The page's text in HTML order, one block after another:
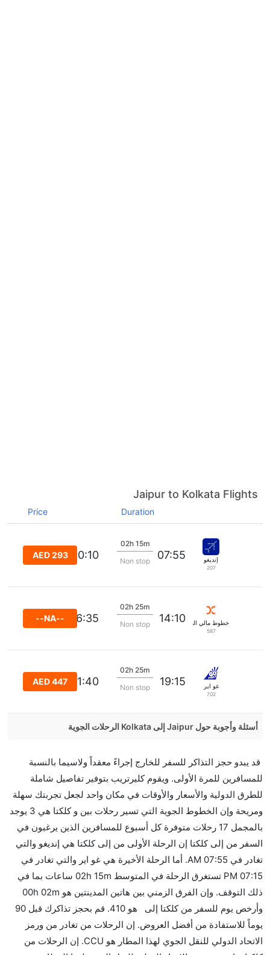
Jaipur to Kolkata Flights
Duration
Price
إنديغو
207
07:55
02h 15m
Non stop
10:10
AED 293
خطوط مالي الجوية
587
14:10
02h 25m
Non stop
16:35
--NA--
غو اير
702
19:15
02h 25m
Non stop
21:40
AED 447
أسئلة وأجوبة حول Jaipur إلى Kolkata الرحلات الجوية
من إلىكلكتا مما تستغرقه الخطوط الجوية الأخرى؟
نعم. توفر كل من IndiGo أسرع رحلات الطيران على هذا
الطريق،
هل توفر شركات الطيران مساحة إضافية للنوم؟
كثير من خطوط طيران درجة رجال الأعمال توفر مساحة
إضافية للنوم.
هل يمكنني حمل طعامي الخاص؟
نعم، يمكنك حمل طعامك الخاص، و لكن يجب أن يكون معبئا
بشكل جيد.
هل سيقدم لي الكحول على متن رحلة من إلى كلكتا؟
لا تقدم شركة الطيران الكحول على متن رحلة داخلية. يتم
قد يبدو حجز التذاكر للسفر للخارج إجراءً معقداً ولاسيما بالنسبة
للمسافرين للمرة الأولى. ويقوم كليرتريب بتوفير تفاصيل شاملة
للطرق الدولية والأسعار والأوقات في مكان واحد لجعل تجربتك سهلة
ومريحة وإن الخطوط الجوية التي تسير رحلات بين و كلكتا هي 3 يوجد
بالمجمل 17 رحلات متوفرة كل أسبوع للمسافرين الذين يرغبون في
السفر من إلى كلكتا إن الرحلة الأولى من إلى كلكتا هي إنديغو والتي
تغادر في 07:55 AM. أما الرحلة الأخيرة هي غو اير والتي تغادر في
07:15 PM تستغرق الرحلة في المتوسط 02h 15m ساعات بما في
ذلك التوقف. وإن الفرق الزمني بين هاتين المدينتين هو 00h 02m
وأرخص يوم للسفر من كلكتا إلى هو 410. قم بحجز تذاكرك قبل 90
يوماً للاستفادة من أفضل العروض. إن الرحلات من تغادر من ورمز
الاتحاد الدولي للنقل الجوي لهذا المطار هو CCU. إن الرحلات من